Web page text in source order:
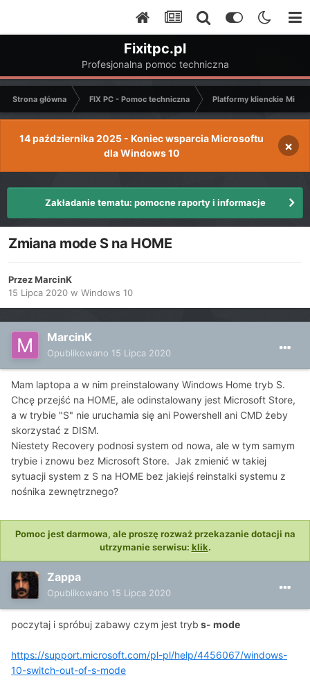
Fixitpc.pl
Profesjonalna pomoc techniczna
Strona główna FIX PC - Pomoc techniczna Platformy klienckie
14 października 2025 - Koniec wsparcia Microsoftu
dla Windows 10
×
Zakładanie tematu: pomocne raporty i informacje
Zmiana mode S na HOME
PrzezMarcinK
15 Lipca 2020 w Windows 10
MarcinK
Opublikowano 15 Lipca 2020
Mam laptopa a w nim preinstalowany Windows Home tryb S.
Chcę przejść na HOME, ale odinstalowany jest Microsoft Store,
a w trybie "S" nie uruchamia się ani Powershell ani CMD żeby
skorzystać z DISM.
Niestety Recovery podnosi system od nowa, ale w tym samym
trybie i znowu bez Microsoft Store. Jak zmienić w takiej
sytuacji system z S na HOME bez jakiejś reinstalki systemu z
nośnika zewnętrznego?
Pomoc jest darmowa, ale proszę rozważ przekazanie dotacji na
utrzymanie serwisu: klik.
Zappa
Opublikowano 15 Lipca 2020
poczytaj i spróbuj zabawy czym jest tryb s- mode
https://support.microsoft.com/pl-pl/help/4456067/windows-
10-switch-out-of-s-mode